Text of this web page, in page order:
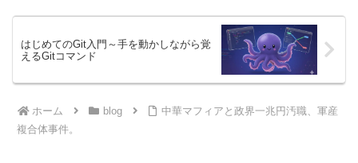
はじめてのGit入門～手を動かしながら覚
えるGitコマンド
ホーム blog
中華マフィアと政界一兆円汚職、軍産
複合体事件。